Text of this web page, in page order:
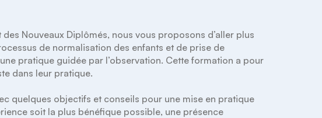
Nouveaux Diplômés, nous vous proposons d’aller plus
de normalisation des enfants et de prise de
pratique guidée par l’observation. Cette formation a pour
dans leur pratique.
quelques objectifs et conseils pour une mise en pratique
soit la plus bénéfique possible, une présence